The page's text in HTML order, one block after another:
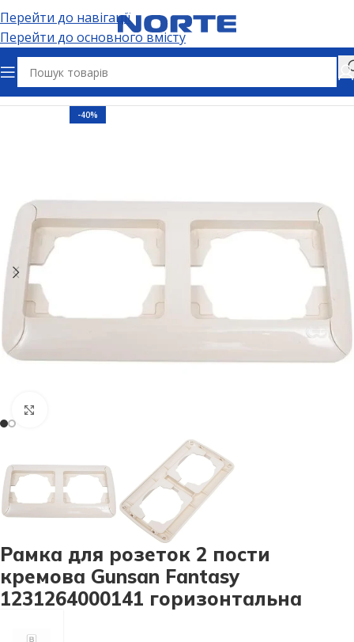
Перейти до навігації
Перейти до основного вмісту
Головна Електрофурнітура
-40%
Рамка для розеток 2 пости
кремова Gunsan Fantasy
1231264000141 горизонтальна